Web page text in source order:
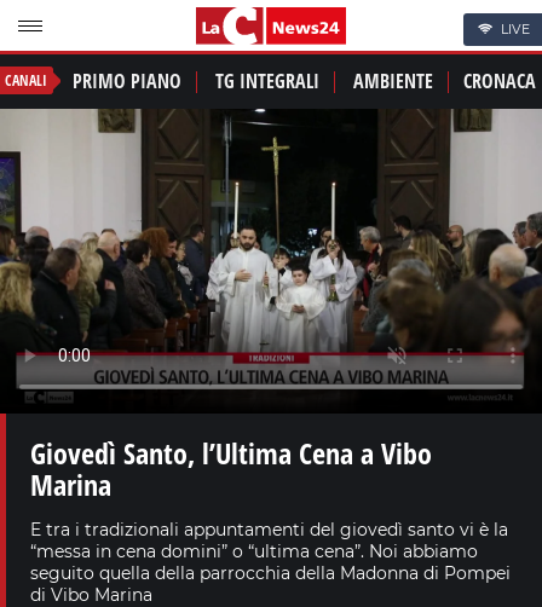
LIVE
CANALI PRIMO PIANO TG INTEGRALI AMBIENTE CRONACA
Giovedì Santo, l’Ultima Cena a Vibo
Marina
E tra i tradizionali appuntamenti del giovedì santo vi è la
“messa in cena domini” o “ultima cena”. Noi abbiamo
seguito quella della parrocchia della Madonna di Pompei
di Vibo Marina